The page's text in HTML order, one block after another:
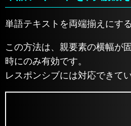
単語テキストを両端揃えにす
この方法は、親要素の横幅が
時にのみ有効です。
レスポンシブには対応できて